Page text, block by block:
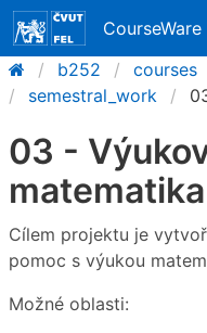
CourseWare
b252
courses
semestral_work
03 -
matematika
Cílem projektu je
pomoc s výukou
Možné oblasti: